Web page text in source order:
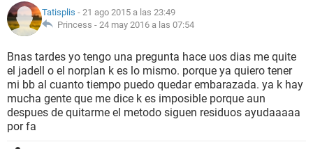
NUTRICIÓN
SEXUALIDAD
GLOSARIO
Tatisplis - 21 ago 2015 a las 23:49
Princess - 24 may 2016 a las 07:54
Bnas tardes yo tengo una pregunta hace uos dias me quite
el jadell o el norplan k es lo mismo. porque ya quiero tener
mi bb al cuanto tiempo puedo quedar embarazada. ya k hay
mucha gente que me dice k es imposible porque aun
despues de quitarme el metodo siguen residuos ayudaaaaa
por fa